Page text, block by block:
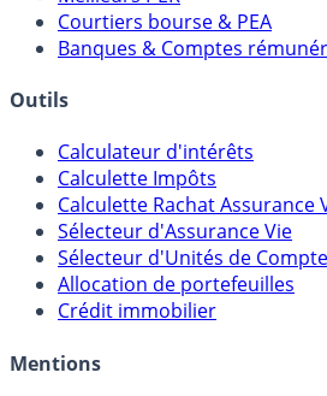
Comparatif Comptes à Terme
Meilleurs PER
Banques & Comptes
Outils
Calculateur d'intérêts
Calculette Impôts
Calculette Rachat Assurance
Sélecteur d'Assurance Vie
Sélecteur d'Unités de Compte
Crédit immobilier